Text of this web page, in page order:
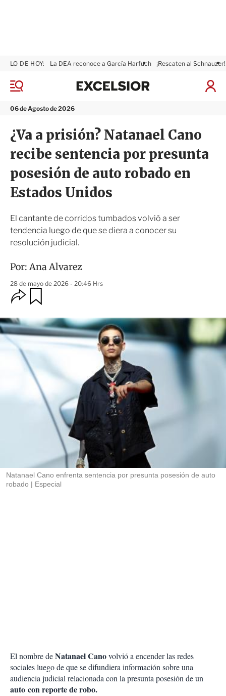
M
n
06 de Agosto de 2026
LO DE HOY: La DEA reconoce a García Harfuch ¡Rescaten al Schnauzer!
I
x
i
¿Va a prisión? Natanael Cano
recibe sentencia por presunta
posesión de auto robado en
Estados Unidos
El cantante de corridos tumbados volvió a ser
tendencia luego de que se diera a conocer su
resolución judicial.
Por:Ana Alvarez
28 de mayo de 2026 - 20:46 Hrs
O
p
i
o
e
s
d
e
r
d
a
Natanael Cano enfrenta sentencia por presunta posesión de auto
robado
Especial
El nombre deNatanael Canovolvió a encender las redes
sociales luego de que se difundiera información sobre una
audiencia judicial relacionada con la presunta posesión de un
auto con reporte de robo.